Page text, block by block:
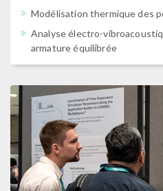
Modélisation thermique des
Analyse électro-
armature équilibrée